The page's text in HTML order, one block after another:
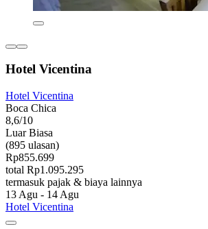
Hotel Vicentina
Hotel Vicentina
Boca Chica
8,6/10
Luar Biasa
(895 ulasan)
Rp855.699
total Rp1.095.295
termasuk pajak & biaya lainnya
13 Agu - 14 Agu
Hotel Vicentina